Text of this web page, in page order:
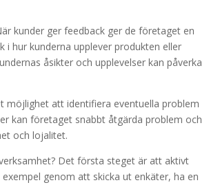
kunder ger feedback ger de företaget en
hur kunderna upplever produkten eller
åsikter och upplevelser kan påverka
möjlighet att identifiera eventuella problem
kan företaget snabbt åtgärda problem och
och lojalitet.
Det första steget är att aktivt
genom att skicka ut enkäter, ha en